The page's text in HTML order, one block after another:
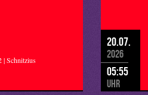
| Schnitzius
20.07.
2026
05:55
Uhr